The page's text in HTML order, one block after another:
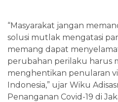
“Masyarakat jangan
solusi mutlak mengatasi
memang dapat
perubahan perilaku harus
menghentikan penularan
Indonesia,” ujar Wiku
Penanganan Covid-19 di